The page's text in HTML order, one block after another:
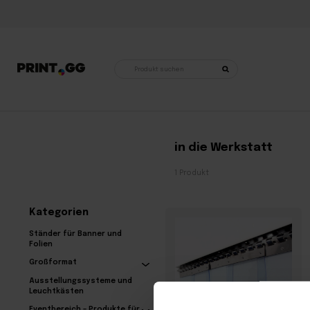
in die Werkstatt
1 Produkt
Kategorien
Ständer für Banner und
Folien
Großformat
Ausstellungssysteme und
Leuchtkästen